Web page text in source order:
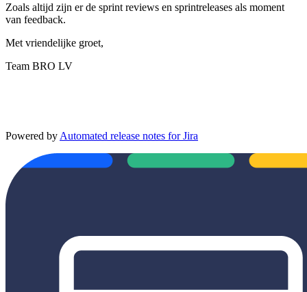
Zoals altijd zijn er de sprint reviews en sprintreleases als moment
van feedback.
Met vriendelijke groet,
Team BRO LV
Powered by Automated release notes for Jira